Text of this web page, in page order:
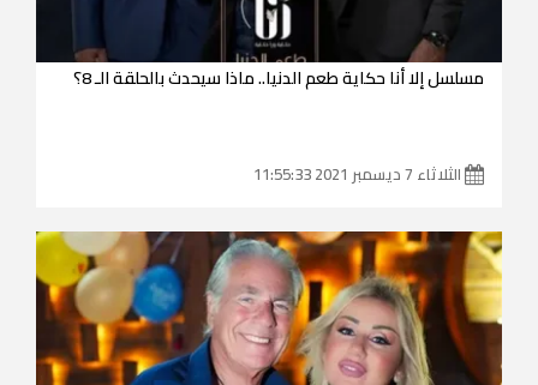
مسلسل إلا أنا حكاية طعم الدنيا.. ماذا سيحدث بالحلقة الـ 8؟
الثلاثاء 7 ديسمبر 2021 11:55:33